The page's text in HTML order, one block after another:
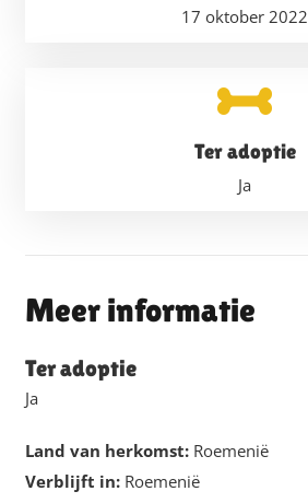
17 oktober 2022
Ter adoptie
Ja
Meer informatie
Ter adoptie
Ja
Land van herkomst: Roemenië
Verblijft in: Roemenië